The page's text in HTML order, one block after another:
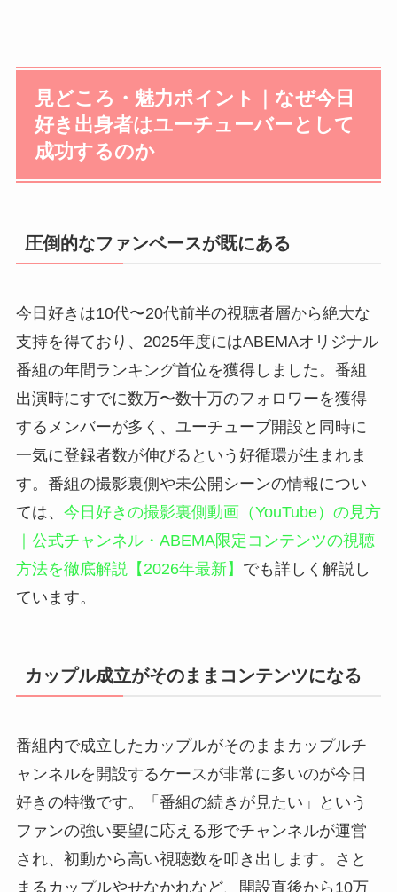
見どころ・魅力ポイント｜なぜ今日
好き出身者はユーチューバーとして
成功するのか
圧倒的なファンベースが既にある
今日好きは10代〜20代前半の視聴者層から絶大な
支持を得ており、2025年度にはABEMAオリジナル
番組の年間ランキング首位を獲得しました。番組
出演時にすでに数万〜数十万のフォロワーを獲得
するメンバーが多く、ユーチューブ開設と同時に
一気に登録者数が伸びるという好循環が生まれま
す。番組の撮影裏側や未公開シーンの情報につい
ては、 今日好きの撮影裏側動画（YouTube）の見方
｜公式チャンネル・ABEMA限定コンテンツの視聴
方法を徹底解説【2026年最新】 でも詳しく解説し
ています。
カップル成立がそのままコンテンツになる
番組内で成立したカップルがそのままカップルチ
ャンネルを開設するケースが非常に多いのが今日
好きの特徴です。「番組の続きが見たい」という
ファンの強い要望に応える形でチャンネルが運営
され、初動から高い視聴数を叩き出します。さと
まるカップルやせなかれなど、開設直後から10万